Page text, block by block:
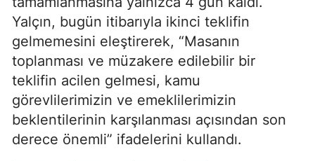
Yalçın, bugün itibarıyla ikinci teklifin
gelmemesini eleştirerek, “Masanın
toplanması ve müzakere edilebilir bir
teklifin acilen gelmesi, kamu
görevlilerimizin ve emeklilerimizin
beklentilerinin karşılanması açısından son
derece önemli” ifadelerini kullandı.